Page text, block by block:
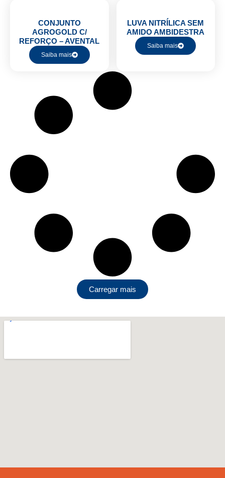
CONJUNTO
AGROGOLD C/
REFORÇO – AVENTAL
Saiba mais
LUVA NITRÍLICA SEM
AMIDO AMBIDESTRA
Saiba mais
Carregar mais